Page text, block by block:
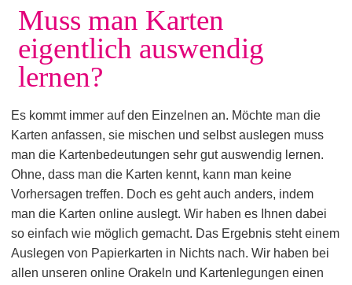
Muss man Karten
eigentlich auswendig
lernen?
Es kommt immer auf den Einzelnen an. Möchte man die
Karten anfassen, sie mischen und selbst auslegen muss
man die Kartenbedeutungen sehr gut auswendig lernen.
Ohne, dass man die Karten kennt, kann man keine
Vorhersagen treffen. Doch es geht auch anders, indem
man die Karten online auslegt. Wir haben es Ihnen dabei
so einfach wie möglich gemacht. Das Ergebnis steht einem
Auslegen von Papierkarten in Nichts nach. Wir haben bei
allen unseren online Orakeln und Kartenlegungen einen